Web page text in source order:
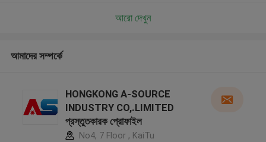
আরো দেখুন
আমাদের সম্পর্কে
HONGKONG A-SOURCE
INDUSTRY CO,.LIMITED
প্রস্তুতকারক প্রোফাইল
No4, 7 Floor , KaiTu